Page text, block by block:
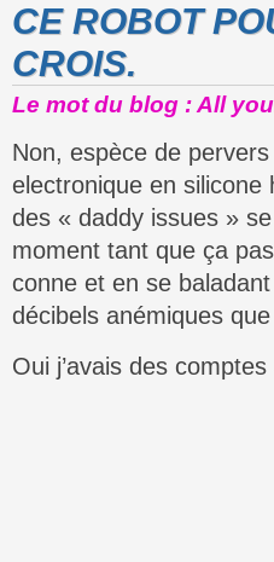
CE ROBOT
CROIS.
Le mot du blog : All
Non, espèce de pervers
electronique en silicone
des « daddy issues »
moment tant que ça
conne et en se
décibels anémiques
Oui j’avais des